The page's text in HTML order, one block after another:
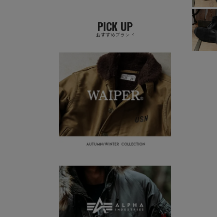
PICK UP
おすすめブランド